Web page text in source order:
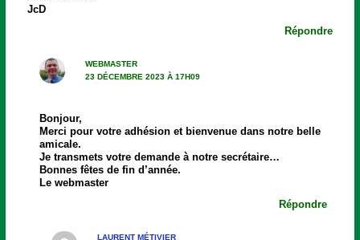
JcD
Répondre
WEBMASTER
23 DÉCEMBRE 2023 À 17H09
Bonjour,
Merci pour votre adhésion et bienvenue dans notre belle
amicale.
Je transmets votre demande à notre secrétaire…
Bonnes fêtes de fin d’année.
Le webmaster
Répondre
LAURENT MÉTIVIER